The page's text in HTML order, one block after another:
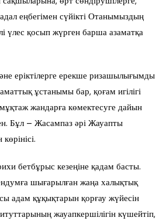
еңбегімен сүйікті Отанымыздың
үлес қосып жүрген барша азаматқа
еріктілерге ерекше ризашылығымды
ұстанымы бар, қоғам игілігі
жандарға көмектесуге дайын
Бұл – Жасампаз әрі Жауапты
бетбұрыс кезеңіне қадам басты.
шығарылған жаңа халықтық
адам құқықтарын қорғау жүйесін
жауапкершілігін күшейтіп,